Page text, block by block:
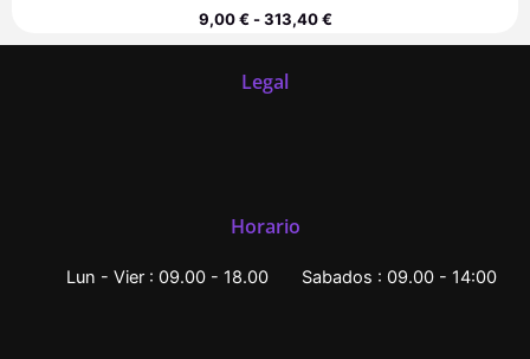
9,00€ - 313,40€
Legal
Horario
Lun - Vier : 09.00 - 18.00 Sabados : 09.00 - 14:00